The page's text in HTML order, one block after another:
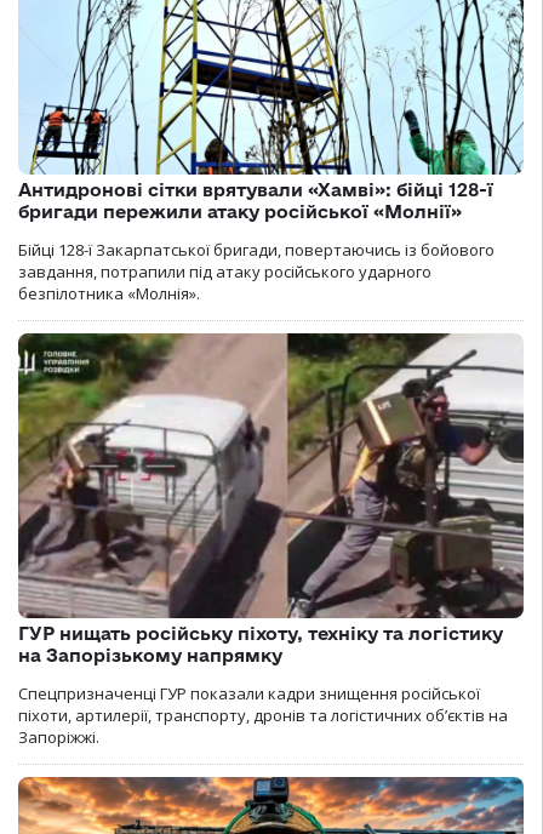
Антидронові сітки врятували «Хамві»: бійці 128-ї
бригади пережили атаку російської «Молнії»
Бійці 128-ї Закарпатської бригади, повертаючись із бойового
завдання, потрапили під атаку російського ударного
безпілотника «Молнія».
ГУР нищать російську піхоту, техніку та логістику
на Запорізькому напрямку
Спецпризначенці ГУР показали кадри знищення російської
піхоти, артилерії, транспорту, дронів та логістичних об’єктів на
Запоріжжі.